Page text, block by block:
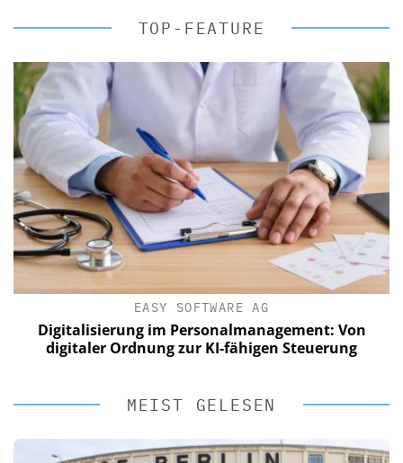
TOP-FEATURE
EASY SOFTWARE AG
Digitalisierung im Personalmanagement: Von
digitaler Ordnung zur KI-fähigen Steuerung
MEIST GELESEN